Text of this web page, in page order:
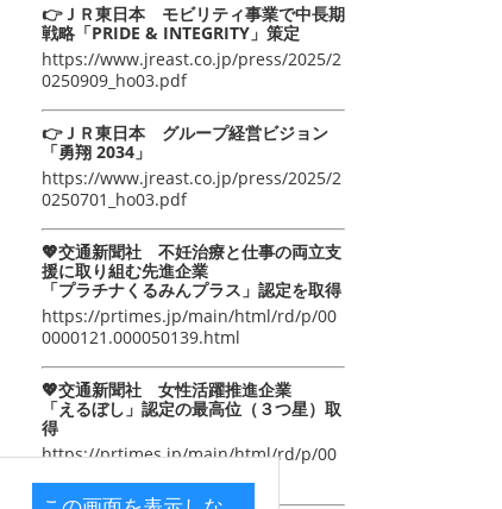
👉ＪＲ東日本 モビリティ事業で中長期
戦略「PRIDE & INTEGRITY」策定
https://www.jreast.co.jp/press/2025/2
0250909_ho03.pdf
👉ＪＲ東日本 グループ経営ビジョン
「勇翔 2034」
https://www.jreast.co.jp/press/2025/2
0250701_ho03.pdf
💖交通新聞社 不妊治療と仕事の両立支
援に取り組む先進企業
「プラチナくるみんプラス」認定を取得
https://prtimes.jp/main/html/rd/p/00
0000121.000050139.html
💖交通新聞社 女性活躍推進企業
「えるぼし」認定の最高位（３つ星）取
得
https://prtimes.jp/main/html/rd/p/00